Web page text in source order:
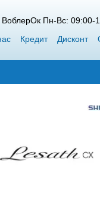
Пн-Вс: 09:00-
Кредит Дисконт